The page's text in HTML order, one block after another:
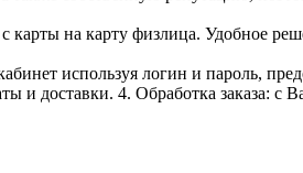
карты на карту физлица. Удобное
используя логин и пароль,
и доставки. 4. Обработка заказа: с